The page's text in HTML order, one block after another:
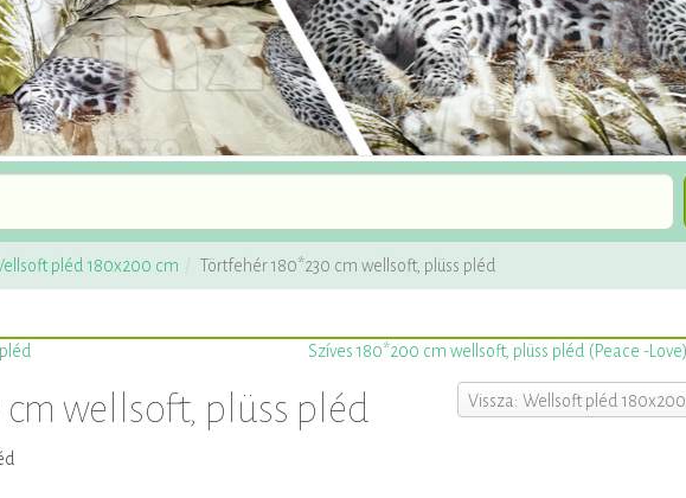
pléd 180x200 cm Törtfehér 180*230 cm wellsoft, plüss pléd
Szíves 180*200 cm wellsoft, plüss pléd (Peace -Love)
Vissza: Wellsoft pléd
cm wellsoft, plüss pléd